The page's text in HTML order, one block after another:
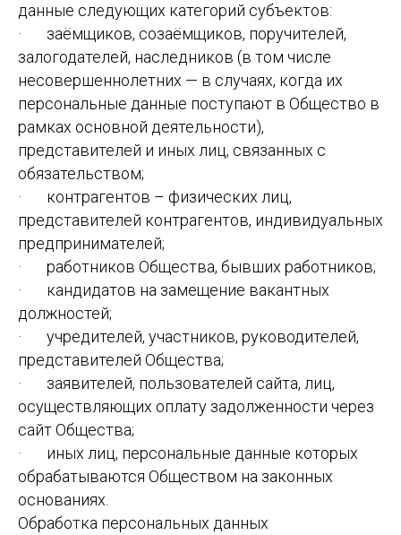
данные следующих категорий субъектов:
· заёмщиков, созаёмщиков, поручителей,
залогодателей, наследников (в том числе
несовершеннолетних — в случаях, когда их
персональные данные поступают в Общество в
рамках основной деятельности),
представителей и иных лиц, связанных с
обязательством;
· контрагентов – физических лиц,
представителей контрагентов, индивидуальных
предпринимателей;
· работников Общества, бывших работников;
· кандидатов на замещение вакантных
должностей;
· учредителей, участников, руководителей,
представителей Общества;
· заявителей, пользователей сайта, лиц,
осуществляющих оплату задолженности через
сайт Общества;
· иных лиц, персональные данные которых
обрабатываются Обществом на законных
основаниях.
Обработка персональных данных